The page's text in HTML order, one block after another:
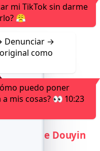
mi TikTok sin darme
😤
Denunciar →
como
puedo poner
mis cosas? 👀 10:23
de Douyin